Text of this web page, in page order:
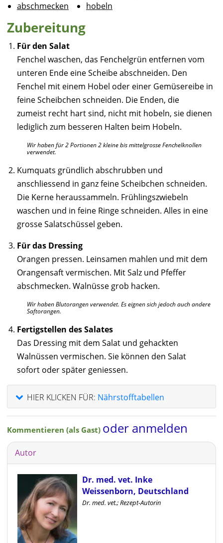
abschmecken
hobeln
Zubereitung
Für den Salat
Fenchel waschen, das Fenchelgrün entfernen vom
unteren Ende eine Scheibe abschneiden. Den
Fenchel mit einem Hobel oder einer Gemüsereibe in
feine Scheibchen schneiden. Die Enden, die
zumeist recht hart sind, nicht mit hobeln, sie dienen
lediglich zum besseren Halten beim Hobeln.
Wir haben für 2 Portionen 2 kleine bis mittelgrosse Fenchelknollen
verwendet.
Kumquats gründlich abschrubben und
anschliessend in ganz feine Scheibchen schneiden.
Die Kerne heraussammeln. Frühlingszwiebeln
waschen und in feine Ringe schneiden. Alles in eine
grosse Salatschüssel geben.
Für das Dressing
Orangen pressen. Leinsamen mahlen und mit dem
Orangensaft vermischen. Mit Salz und Pfeffer
abschmecken. Walnüsse grob hacken.
Wir haben Blutorangen verwendet. Es eignen sich jedoch auch andere
Saftorangen.
Fertigstellen des Salates
Das Dressing mit dem Salat und gehackten
Walnüssen vermischen. Sie können den Salat
sofort oder später geniessen.
HIER KLICKEN FÜR: Nährstofftabellen
Kommentieren (als Gast) oder anmelden
Autor
Dr. med. vet. Inke
Weissenborn, Deutschland
Dr. med. vet.; Rezept-Autorin